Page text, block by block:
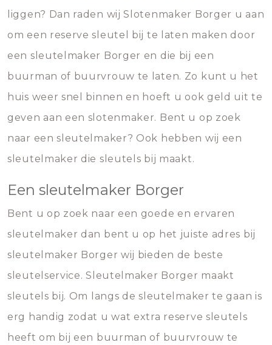
liggen? Dan raden wij Slotenmaker Borger u aan
om een reserve sleutel bij te laten maken door
een sleutelmaker Borger en die bij een
buurman of buurvrouw te laten. Zo kunt u het
huis weer snel binnen en hoeft u ook geld uit te
geven aan een slotenmaker. Bent u op zoek
naar een sleutelmaker? Ook hebben wij een
sleutelmaker die sleutels bij maakt.
Een sleutelmaker Borger
Bent u op zoek naar een goede en ervaren
sleutelmaker dan bent u op het juiste adres bij
sleutelmaker Borger wij bieden de beste
sleutelservice. Sleutelmaker Borger maakt
sleutels bij. Om langs de sleutelmaker te gaan is
erg handig zodat u wat extra reserve sleutels
heeft om bij een buurman of buurvrouw te